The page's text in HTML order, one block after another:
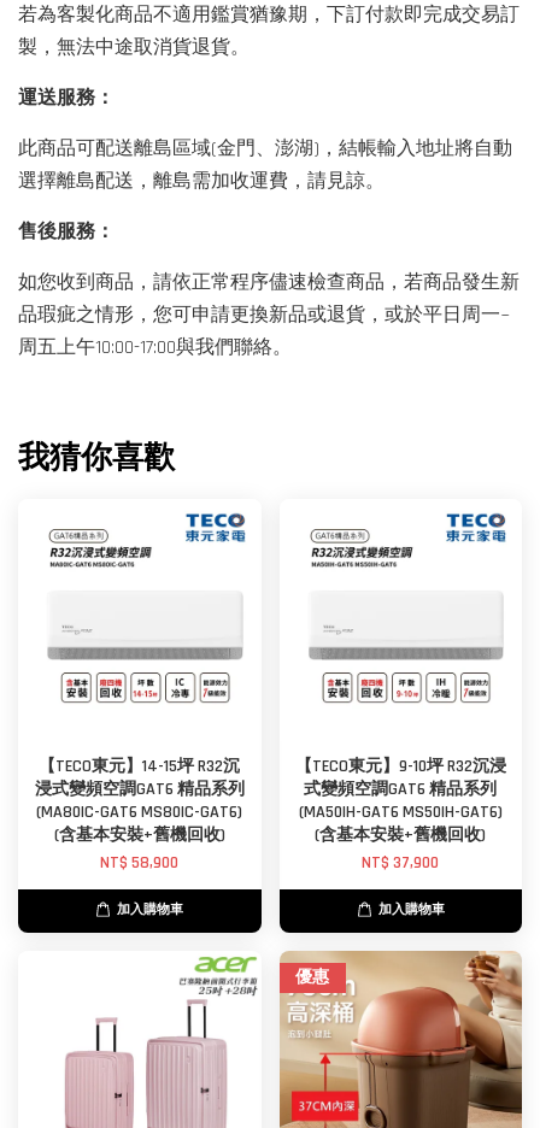
若為客製化商品不適用鑑賞猶豫期，下訂付款即完成交易訂
製，無法中途取消貨退貨。
運送服務：
此商品可配送離島區域(金門、澎湖)，結帳輸入地址將自動
選擇離島配送，離島需加收運費，請見諒。
售後服務：
如您收到商品，請依正常程序儘速檢查商品，若商品發生新
品瑕疵之情形，您可申請更換新品或退貨，或於平日周一~
周五上午10:00-17:00與我們聯絡。
我猜你喜歡
【TECO東元】14-15坪 R32沉
浸式變頻空調GAT6 精品系列
(MA80IC-GAT6 MS80IC-GAT6)
(含基本安裝+舊機回收)
NT$ 58,900
加入購物車
【TECO東元】9-10坪 R32沉浸
式變頻空調GAT6 精品系列
(MA50IH-GAT6 MS50IH-GAT6)
(含基本安裝+舊機回收)
NT$ 37,900
加入購物車
優惠